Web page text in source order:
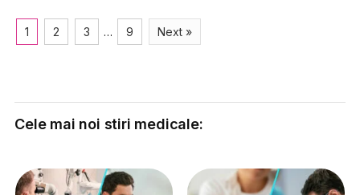
1 2 3 … 9 Next »
Cele mai noi stiri medicale: